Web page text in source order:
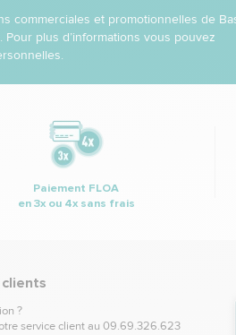
commerciales et promotionnelles de
plus d’informations vous pouvez
Paiement FLOA
en 3x ou 4x sans frais
?
service client au 09.69.326.623